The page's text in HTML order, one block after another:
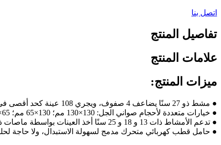
اتصل بنا
تفاصيل المنتج
علامات المنتج
ميزات المنتج:
● مشط ذو 27 سنًا يضاعف 4 صفوف، ويجري 108 عينة كحد أقصى في المرة الواحدة (بما في ذلك العلامة)
● خيارات متعددة لأحجام صواني الجل: 130×130 مم؛ 130×65 مم؛ 65×130 مم؛ 65×65 مم
● تدعم الأمشاط ذات 13 و 18 و 25 سنًا أخذ العينات بواسطة ماصات ذات 8 قنوات و 12 قناة
● حامل قطب كهربائي متحرك مدمج لسهولة الاستبدال، ولا حاجة